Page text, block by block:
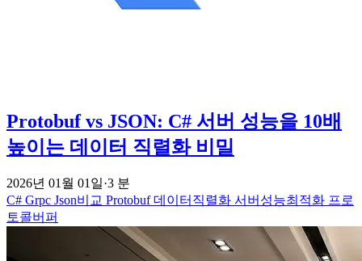
Protobuf vs JSON: C# 서버 성능을 10배
높이는 데이터 직렬화 비밀
2026년 01월 01일·3 분
C# Grpc Json비교 Protobuf데이터직렬화 서버성능최적화 프로
토콜버퍼